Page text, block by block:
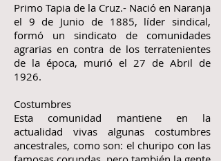
Primo Tapia de la Cruz.- Nació en Naranja
el 9 de Junio de 1885, líder sindical,
formó un sindicato de comunidades
agrarias en contra de los terratenientes
de la época, murió el 27 de Abril de
1926.
Costumbres
Esta comunidad mantiene en la
actualidad vivas algunas costumbres
ancestrales, como son: el churipo con las